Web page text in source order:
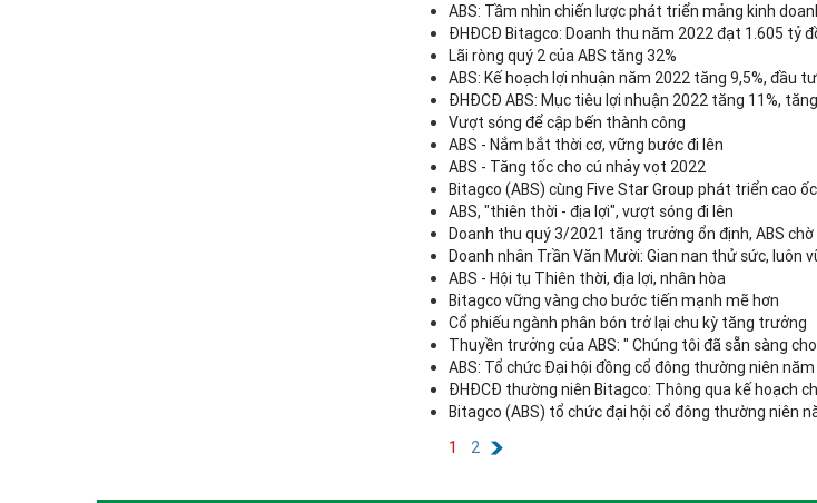
ABS: Tầm nhìn chiến lược phát triển mảng kinh
ĐHĐCĐ Bitagco: Doanh thu năm 2022 đạt 1.605 tỷ
Lãi ròng quý 2 của ABS tăng 32%
ABS: Kế hoạch lợi nhuận năm 2022 tăng 9,5%, đầu
ĐHĐCĐ ABS: Mục tiêu lợi nhuận 2022 tăng 11%,
Vượt sóng để cập bến thành công
ABS - Nắm bắt thời cơ, vững bước đi lên
ABS - Tăng tốc cho cú nhảy vọt 2022
Bitagco (ABS) cùng Five Star Group phát triển cao
ABS, "thiên thời - địa lợi", vượt sóng đi lên
Doanh thu quý 3/2021 tăng trưởng ổn định, ABS
Doanh nhân Trần Văn Mười: Gian nan thử sức, luôn
ABS - Hội tụ Thiên thời, địa lợi, nhân hòa
Bitagco vững vàng cho bước tiến mạnh mẽ hơn
Cổ phiếu ngành phân bón trở lại chu kỳ tăng trưởng
Thuyền trưởng của ABS: " Chúng tôi đã sẵn sàng
ABS: Tổ chức Đại hội đồng cổ đông thường niên năm
ĐHĐCĐ thường niên Bitagco: Thông qua kế hoạch
Bitagco (ABS) tổ chức đại hội cổ đông thường niên
1
2